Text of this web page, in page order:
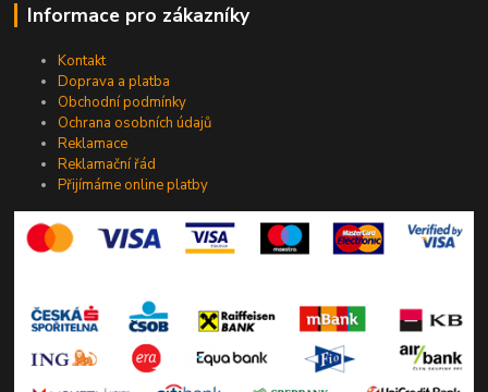
Informace pro zákazníky
Kontakt
Doprava a platba
Obchodní podmínky
Ochrana osobních údajů
Reklamace
Reklamační řád
Přijímáme online platby